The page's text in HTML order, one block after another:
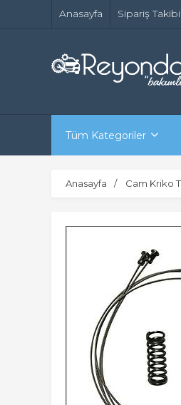
Anasayfa Sipariş Takibi
Tüm Kategoriler
Anasayfa Cam Kriko